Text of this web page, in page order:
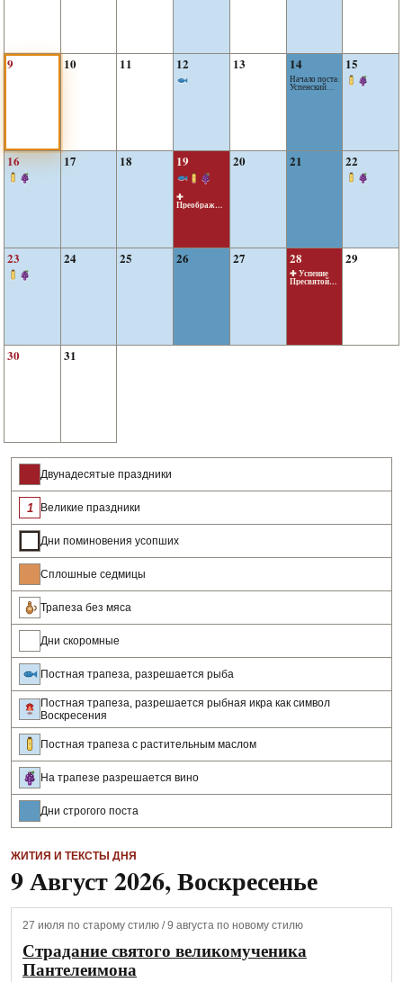
9 10 11 12 13 14
Начало поста:
Успенский
15
16 17 18 19
✚
Преображен
ие Господне
20 21 22
23 24 25 26 27 28
✚ Успение
Пресвятой
Богородицы
29
30 31
Двунадесятые праздники
Великие праздники
Дни поминовения усопших
Сплошные седмицы
Трапеза без мяса
Дни скоромные
Постная трапеза, разрешается рыба
Постная трапеза, разрешается рыбная икра как символ
Воскресения
Постная трапеза с растительным маслом
На трапезе разрешается вино
Дни строгого поста
ЖИТИЯ И ТЕКСТЫ ДНЯ
9 Август 2026, Воскресенье
27 июля по старому стилю / 9 августа по новому стилю
Страдание святого великомученика
Пантелеимона